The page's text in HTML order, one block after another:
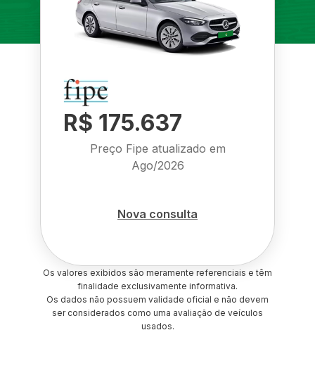
R$ 175.637
Preço Fipe atualizado em
Ago/2026
Nova consulta
Os valores exibidos são meramente referenciais e têm
finalidade exclusivamente informativa.
Os dados não possuem validade oficial e não devem
ser considerados como uma avaliação de veículos
usados.